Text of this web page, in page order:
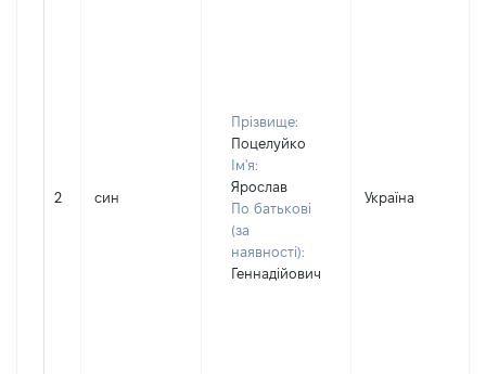
2 син
Прізвище:
Поцелуйко
Ім'я:
Ярослав
По батькові
(за
наявності):
Геннадійович
Україна